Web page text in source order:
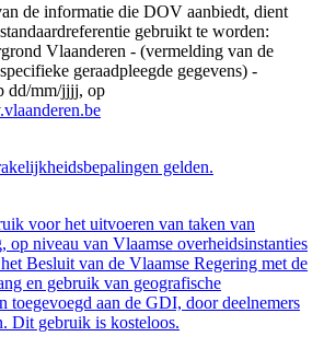
de informatie die DOV aanbiedt, dient
gebruikt te worden:
Vlaanderen - (vermelding van de
geraadpleegde gegevens) -
dd/mm/jjjj, op
gelden.
voor het uitvoeren van taken van
op niveau van Vlaamse overheidsinstanties
Besluit van de Vlaamse Regering met de
en gebruik van geografische
toegevoegd aan de GDI, door deelnemers
Dit gebruik is kosteloos.